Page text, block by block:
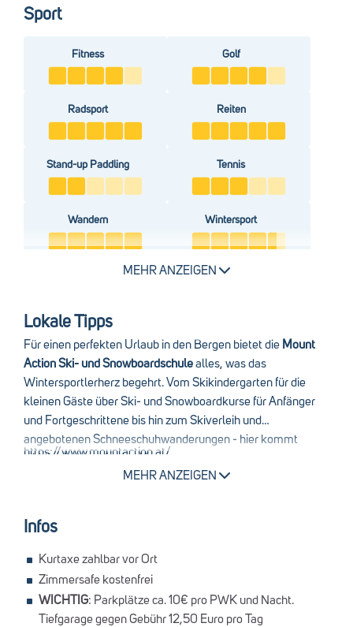
Sport
Fitness Golf
Radsport Reiten
Stand-up Paddling Tennis
Wandern Wintersport
Im Sommer lässt sich die Berg- und Seenlandschaft rund um
oder mit dem Fahrrad entdecken. Fast täglich werden
geführte Wanderungen und Bergtouren in verschiedenen
Schwierigkeitsgraden angeboten. Mountainbikes, E-
Mountainbikes und Kinderfahrräder können je nach
Verfügbarkeit gegen Gebühr ausgeliehen werden. Direkt am
Bogenschießen, eine Kletterwand, Tennis sowie ein
vielseitiges Fitnessprogramm.
Stand-up-Paddling ist auf dem nahe gelegenen Stausee
möglich. Rafting, Canyoning und Kajakfahren werden auf
Anfrage außerhalb des Clubs angeboten und sind
kostenpflichtig. Golfer finden mehrere Plätze in der
Umgebung. Golfkurse werden von externen Partner-
MEHR ANZEIGEN
Lokale Tipps
Für einen perfekten Urlaub in den Bergen bietet die Mount
Action Ski- und Snowboardschulealles, was das
Wintersportlerherz begehrt. Vom Skikindergarten für die
kleinen Gäste über Ski- und Snowboardkurse für Anfänger
und Fortgeschrittene bis hin zum Skiverleih und
angebotenen Schneeschuhwanderungen - hier kommt
wirklich jeder auf seine Kosten.
https://www.mountaction.at/
MEHR ANZEIGEN
Infos
Kurtaxe zahlbar vor Ort
Zimmersafe kostenfrei
WICHTIG: Parkplätze ca. 10€ pro PWK und Nacht.
Tiefgarage gegen Gebühr 12,50 Euro pro Tag